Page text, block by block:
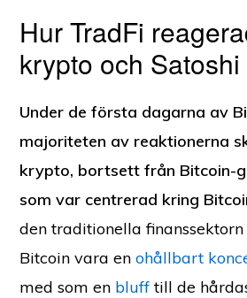
Hur TradFi
krypto och
Under de första dagarna av
majoriteten av reaktionerna
krypto, bortsett från Bitcoin-
som var centrerad kring
den traditionella
Bitcoin vara enohållbart
med som en blufftill de